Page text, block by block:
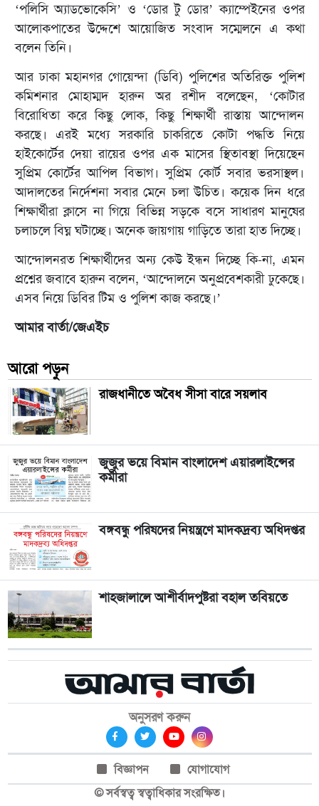
‘পলিসি অ্যাডভোকেসি’ ও ‘ডোর টু ডোর’ ক্যাম্পেইনের ওপর
আলোকপাতের উদ্দেশে আয়োজিত সংবাদ সম্মেলনে এ কথা
বলেন তিনি।
আর ঢাকা মহানগর গোয়েন্দা (ডিবি) পুলিশের অতিরিক্ত পুলিশ
কমিশনার মোহাম্মদ হারুন অর রশীদ বলেছেন, ‘কোটার
বিরোধিতা করে কিছু লোক, কিছু শিক্ষার্থী রাস্তায় আন্দোলন
করছে। এরই মধ্যে সরকারি চাকরিতে কোটা পদ্ধতি নিয়ে
হাইকোর্টের দেয়া রায়ের ওপর এক মাসের স্থিতাবস্থা দিয়েছেন
সুপ্রিম কোর্টের আপিল বিভাগ। সুপ্রিম কোর্ট সবার ভরসাস্থল।
আদালতের নির্দেশনা সবার মেনে চলা উচিত। কয়েক দিন ধরে
শিক্ষার্থীরা ক্লাসে না গিয়ে বিভিন্ন সড়কে বসে সাধারণ মানুষের
চলাচলে বিঘ্ন ঘটাচ্ছে। অনেক জায়গায় গাড়িতে তারা হাত দিচ্ছে।
আন্দোলনরত শিক্ষার্থীদের অন্য কেউ ইন্ধন দিচ্ছে কি-না, এমন
প্রশ্নের জবাবে হারুন বলেন, ‘আন্দোলনে অনুপ্রবেশকারী ঢুকেছে।
এসব নিয়ে ডিবির টিম ও পুলিশ কাজ করছে।’
আমার বার্তা/জেএইচ
আরো পড়ুন
রাজধানীতে অবৈধ সীসা বারে সয়লাব
জুজুর ভয়ে বিমান বাংলাদেশ এয়ারলাইন্সের
কর্মীরা
বঙ্গবন্ধু পরিষদের নিয়ন্ত্রণে মাদকদ্রব্য অধিদপ্তর
শাহজালালে আশীর্বাদপুষ্টরা বহাল তবিয়তে
অনুসরণ করুন
বিজ্ঞাপন
যোগাযোগ
© সর্বস্বত্ব স্বত্বাধিকার সংরক্ষিত।